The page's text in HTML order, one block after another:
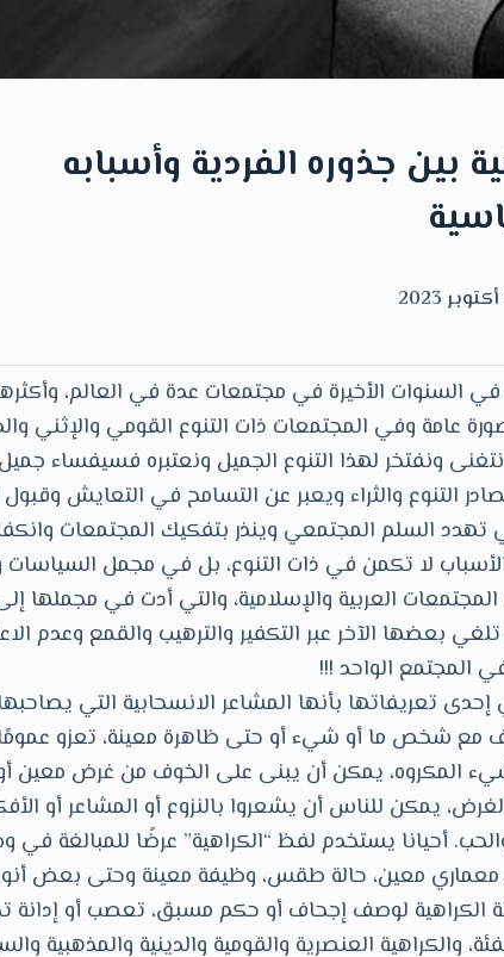
بين جذوره الفردية وأسبابه
السنوات الأخيرة في مجتمعات عدة في العالم،
عامة وفي المجتمعات ذات التنوع القومي والإثني
ونفتخر لهذا التنوع الجميل ونعتبره فسيفساء جميل
التنوع والثراء ويعبر عن التسامح في التعايش وقبول
تهدد السلم المجتمعي وينذر بتفكيك المجتمعات
الأسباب لا تكمن في ذات التنوع، بل في مجمل
العربية والإسلامية، والتي أدت في مجملها
بعضها الآخر عبر التكفير والترهيب والقمع وعدم
المجتمع الواحد !!!
تعريفاتها بأنها المشاعر الانسحابية التي
مع شخص ما أو شيء أو حتى ظاهرة معينة، تعزو
المكروه، يمكن أن يبنى على الخوف من غرض معين
يمكن للناس أن يشعروا بالنزوع أو المشاعر أو
والحب. أحيانا يستخدم لفظ “الكراهية” عرضًا للمبالغة
معين، حالة طقس، وظيفة معينة وحتى بعض
لوصف إجحاف أو حكم مسبق، تعصب أو إدانة
والكراهية العنصرية والقومية والدينية والمذهبية